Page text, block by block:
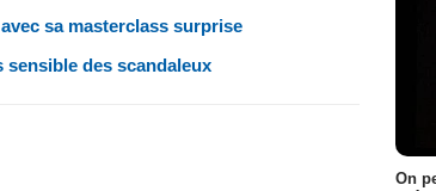
sa masterclass surprise
sensible des scandaleux
On